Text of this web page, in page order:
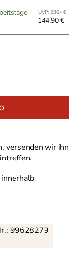
UVP: 230,- €
144,90 €
versenden wir ihn
99628279